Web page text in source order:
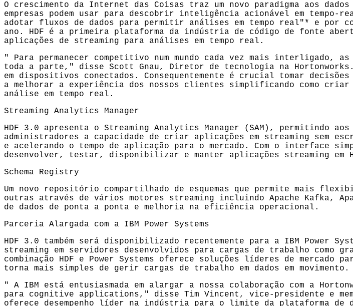
O crescimento da Internet das Coisas traz um novo paradigma aos
empresas podem usar para descobrir inteligência acionável em tempo-
adotar fluxos de dados para permitir análises em tempo real"* e por
ano. HDF é a primeira plataforma da indústria de código de fonte
aplicações de streaming para análises em tempo real.
" Para permanecer competitivo num mundo cada vez mais interligado,
toda a parte," disse Scott Gnau, Diretor de tecnologia na
em dispositivos conectados. Consequentemente é crucial tomar
a melhorar a experiência dos nossos clientes simplificando como
análise em tempo real.
Streaming Analytics Manager
HDF 3.0 apresenta o Streaming Analytics Manager (SAM), permitindo
administradores a capacidade de criar aplicações em streaming sem
e acelerando o tempo de aplicação para o mercado. Com o interface
desenvolver, testar, disponibilizar e manter aplicações streaming em
Schema Registry
Um novo repositório compartilhado de esquemas que permite mais
outras através de vários motores streaming incluindo Apache Kafka,
de dados de ponta a ponta e melhoria na eficiência operacional.
Parceria Alargada com a IBM Power Systems
HDF 3.0 também será disponibilizado recentemente para a IBM Power
streaming em servidores desenvolvidos para cargas de trabalho como
combinação HDF e Power Systems oferece soluções líderes de mercado
torna mais simples de gerir cargas de trabalho em dados em movimento.
" A IBM está entusiasmada em alargar a nossa colaboração com a
para cognitive applications," disse Tim Vincent, vice-presidente e
oferece desempenho líder na indústria para o limite da plataforma de